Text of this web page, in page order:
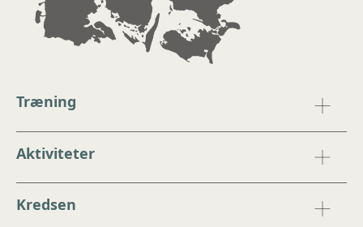
Træning
Aktiviteter
Kredsen